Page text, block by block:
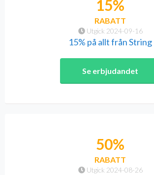
Utgick 2024-09-16
15%
RABATT
15% på allt från String
Se erbjudandet
Utgick 2024-08-26
50%
RABATT